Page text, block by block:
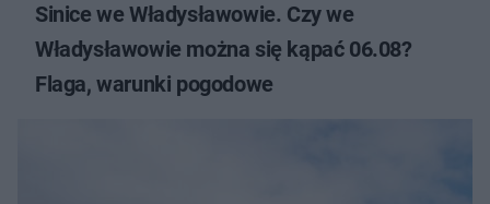
Sinice we Władysławowie. Czy we
Władysławowie można się kąpać 06.08?
Flaga, warunki pogodowe